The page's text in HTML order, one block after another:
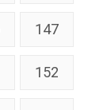
147
152